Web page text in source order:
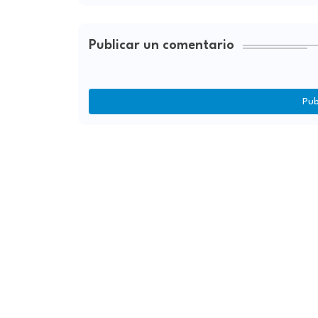
Publicar un comentario